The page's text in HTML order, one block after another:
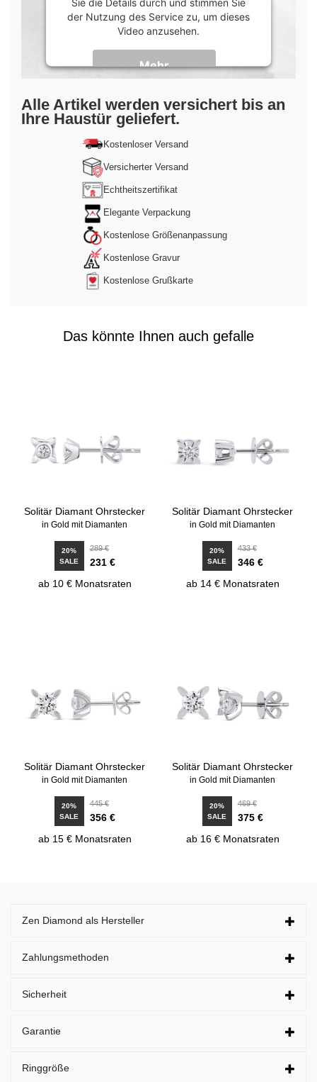
der Nutzung des Service zu, um dieses
Video anzusehen.
Mehr
Informationen
Akzeptieren
powered byUsercentrics Consent
Management Platform&Trusted Shops
Alle Artikel werden versichert bis an
Ihre Haustür geliefert.
Kostenloser Versand
Versicherter Versand
Echtheitszertifikat
Elegante Verpackung
Kostenlose Größenanpassung
Kostenlose Gravur
Kostenlose Grußkarte
Das könnte Ihnen auch gefalle
Solitär Diamant Ohrstecker
in Gold mit Diamanten
20%
SALE
289 €
231 €
ab 10 € Monatsraten
Solitär Diamant Ohrstecker
in Gold mit Diamanten
20%
SALE
433 €
346 €
ab 14 € Monatsraten
Solitär Diamant Ohrstecker
in Gold mit Diamanten
20%
SALE
445 €
356 €
ab 15 € Monatsraten
Solitär Diamant Ohrstecker
in Gold mit Diamanten
20%
SALE
469 €
375 €
ab 16 € Monatsraten
Zen Diamond als Hersteller
Zahlungsmethoden
Sicherheit
Garantie
Ringgröße